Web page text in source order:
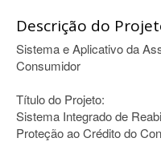
Descrição do
Sistema e Aplicativo da
Consumidor
Título do Projeto:
Sistema Integrado de
Proteção ao Crédito do